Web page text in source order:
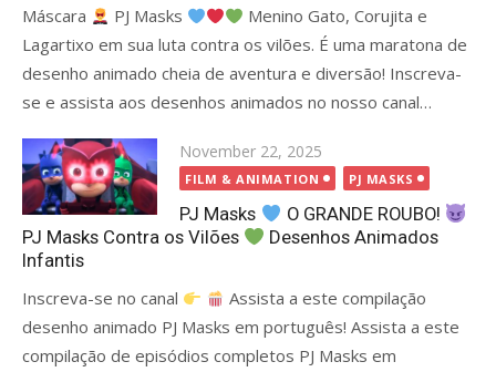
Máscara
PJ Masks
Menino Gato, Corujita e
Lagartixo em sua luta contra os vilões. É uma maratona de
desenho animado cheia de aventura e diversão! Inscreva-
se e assista aos desenhos animados no nosso canal…
Posted
on
November 22, 2025
FILM & ANIMATION PJ MASKS
PJ Masks
O GRANDE ROUBO!
PJ Masks Contra os Vilões
Desenhos Animados
Infantis
Inscreva-se no canal
Assista a este compilação
desenho animado PJ Masks em português! Assista a este
compilação de episódios completos PJ Masks em